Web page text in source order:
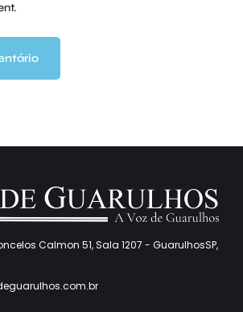
Calmon 51, Sala 1207 - GuarulhosSP,